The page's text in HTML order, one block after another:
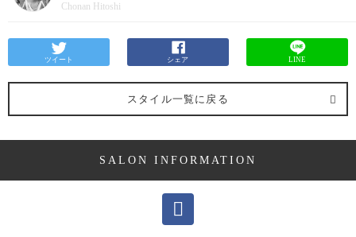
Chonan Hitoshi
ツイート シェア LINE
スタイル一覧に戻る
SALON INFORMATION